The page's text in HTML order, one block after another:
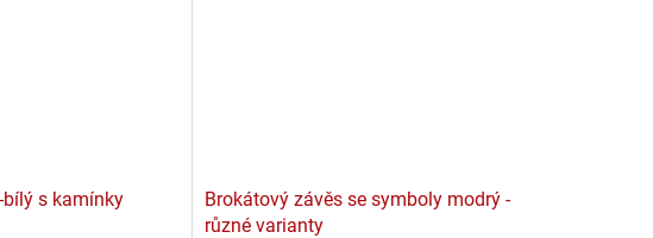
bílý s kamínky
Brokátový závěs se symboly modrý -
různé varianty